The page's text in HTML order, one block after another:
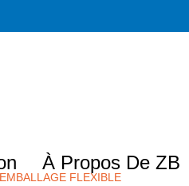
FLEXIBLE
À Propos De ZB